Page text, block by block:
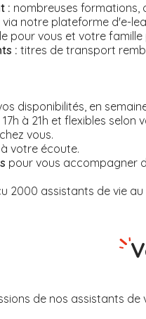
: nombreuses formations,
via notre plateforme d'e-
pour vous et votre
: titres de transport
disponibilités, en
à 21h et flexibles selon
vous.
à votre écoute.
pour vous accompagner
2000 assistants de vie
de nos assistants